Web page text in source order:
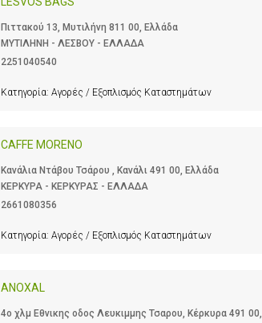
Πιττακού 13, Μυτιλήνη 811 00, Ελλάδα
ΜΥΤΙΛΗΝΗ - ΛΕΣΒΟΥ - ΕΛΛΑΔΑ
2251040540
Κατηγορία: Αγορές / Εξοπλισμός Καταστημάτων
CAFFE MORENO
Κανάλια Ντάβου Τσάρου , Κανάλι 491 00, Ελλάδα
ΚΕΡΚΥΡΑ - ΚΕΡΚΥΡΑΣ - ΕΛΛΑΔΑ
2661080356
Κατηγορία: Αγορές / Εξοπλισμός Καταστημάτων
ANOXAL
4ο χλμ Εθνικης οδος Λευκιμμης Τσαρου, Κέρκυρα 491 00,